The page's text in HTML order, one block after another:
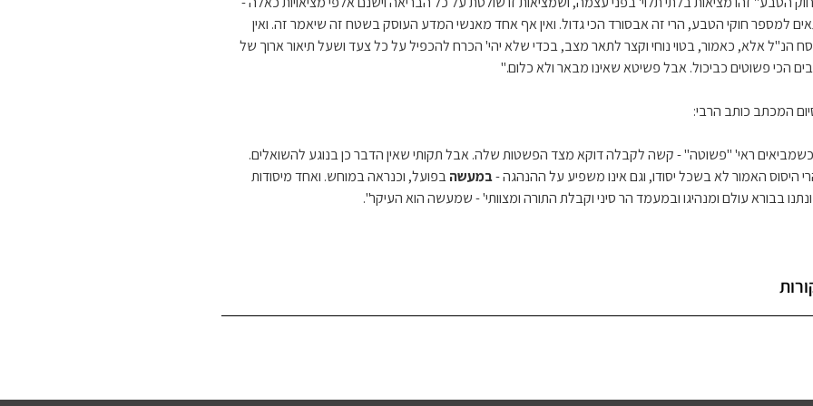
למספר חוקי הטבע, הרי זה אבסורד הכי גדול. ואין אף אחד מאנשי המדע העוסק בשטח זה שיאמר זה. ואין
הנ"ל אלא, כאמור, בטוי נוחי וקצר לתאר מצב, בכדי שלא יהי' הכרח להכפיל על כל צעד ושעל תיאור ארוך של
הכי פשוטים כביכול. אבל פשיטא שאינו מבאר ולא כלום."
המכתב כותב הרבי:
ראי' "פשוטה" - קשה לקבלה דוקא מצד הפשטות שלה. אבל תקותי שאין הדבר כן בנוגע להשואלים.
היסוס האמור לא בשכל יסודו, וגם אינו משפיע על ההנהגה -במעשהבפועל, וכנראה במוחש. ואחד מיסודות
בבורא עולם ומנהיגו ובמעמד הר סיני וקבלת התורה ומצוותי' - שמעשה הוא העיקר".